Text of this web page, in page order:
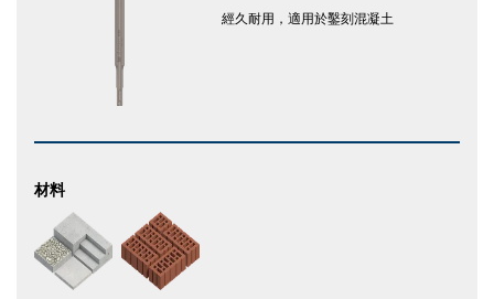
經久耐用，適用於鑿刻混凝土
材料